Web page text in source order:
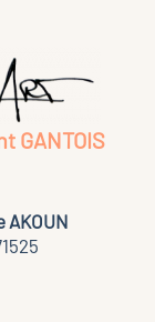
GANTOIS
AKOUN